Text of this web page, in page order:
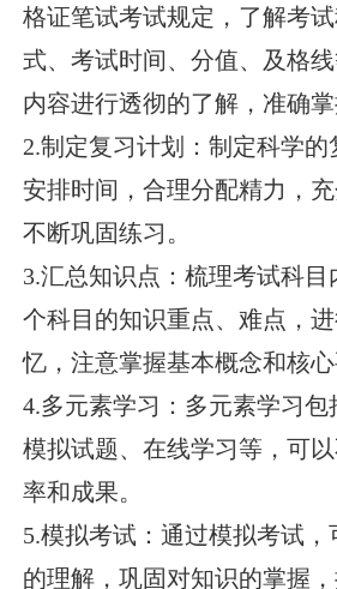
格证笔试考试规定，了解考
式、考试时间、分值、及格
内容进行透彻的了解，准确掌
2.制定复习计划：制定科学的
安排时间，合理分配精力，充
不断巩固练习。
3.汇总知识点：梳理考试科
个科目的知识重点、难点，
忆，注意掌握基本概念和核心
4.多元素学习：多元素学习包
模拟试题、在线学习等，可
率和成果。
5.模拟考试：通过模拟考试
的理解，巩固对知识的掌握